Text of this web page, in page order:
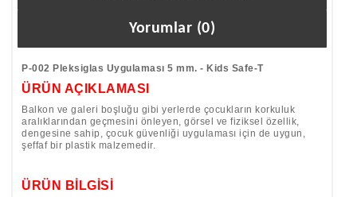
Yorumlar (0)
P-002 Pleksiglas Uygulaması 5 mm. - Kids Safe-T
ÜRÜN AÇIKLAMASI
Balkon ve galeri boşluğu gibi yerlerde çocukların korkuluk
aralıklarından geçmesini önleyen, görsel ve fiziksel özellik,
dengesine sahip, çocuk güvenliği uygulaması için de uygun,
şeffaf bir plastik malzemedir.
ÜRÜN BİLGİSİ